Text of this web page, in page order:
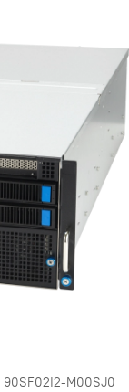
90SF02I2-M00SJ0